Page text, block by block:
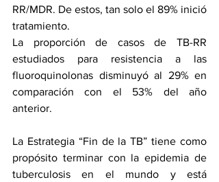
RR/MDR. De estos, tan solo el 89% inició
tratamiento.
La proporción de casos de TB-RR
estudiados para resistencia a las
fluoroquinolonas disminuyó al 29% en
comparación con el 53% del año
anterior.
La Estrategia “Fin de la TB” tiene como
propósito terminar con la epidemia de
tuberculosis en el mundo y está